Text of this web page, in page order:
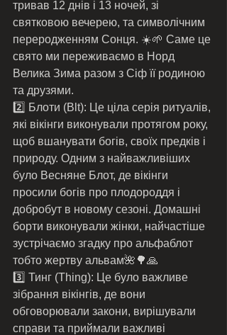
тривав 12 днів і 13 ночей, зі
святковою вечерею, та символічним
переродженням Сонця. ☀️🌱 Саме це
свято ми переживаємо в Норд
Велика Зима разом з Сіф її родиною
та друзями.
2️⃣ Блоти (Blt): Це ціла серія ритуалів,
які вікінги виконували протягом року,
щоб вшанувати богів, своїх предків і
природу. Одним з найважливіших
було Весняне Блот, де вікінги
просили богів про плодороддя і
добробут в новому сезоні. Домашні
борти виконували жінки, найчастіше
зустрічаємо згадку про альфаблот
тобто жертву альвам🌺🌳🙏
3️⃣ Тинг (Thing): Це було важливе
зібрання вікінгів, де вони
обговорювали закони, вирішували
справи та приймали важливі